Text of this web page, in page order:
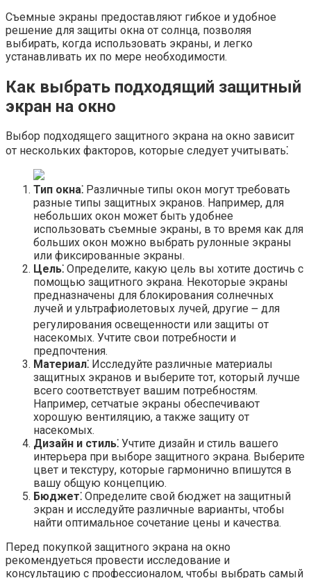
Съемные экраны предоставляют гибкое и удобное
решение для защиты окна от солнца, позволяя
выбирать, когда использовать экраны, и легко
устанавливать их по мере необходимости.​
Как выбрать подходящий защитный
экран на окно
Выбор подходящего защитного экрана на окно зависит
от нескольких факторов, которые следует учитывать⁚
Тип окна⁚ Различные типы окон могут требовать
разные типы защитных экранов.​ Например, для
небольших окон может быть удобнее
использовать съемные экраны, в то время как для
больших окон можно выбрать рулонные экраны
или фиксированные экраны.​
Цель⁚ Определите, какую цель вы хотите достичь с
помощью защитного экрана. Некоторые экраны
предназначены для блокирования солнечных
лучей и ультрафиолетовых лучей, другие ౼ для
регулирования освещенности или защиты от
насекомых. Учтите свои потребности и
предпочтения.​
Материал⁚ Исследуйте различные материалы
защитных экранов и выберите тот, который лучше
всего соответствует вашим потребностям.​
Например, сетчатые экраны обеспечивают
хорошую вентиляцию, а также защиту от
насекомых.​
Дизайн и стиль⁚ Учтите дизайн и стиль вашего
интерьера при выборе защитного экрана.​ Выберите
цвет и текстуру, которые гармонично впишутся в
вашу общую концепцию.​
Бюджет⁚ Определите свой бюджет на защитный
экран и исследуйте различные варианты, чтобы
найти оптимальное сочетание цены и качества.​
Перед покупкой защитного экрана на окно
рекомендуеться провести исследование и
консультацию с профессионалом, чтобы выбрать самый